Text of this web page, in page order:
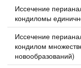
Иссечение
кондиломы
Иссечение
кондилом
новообразований)